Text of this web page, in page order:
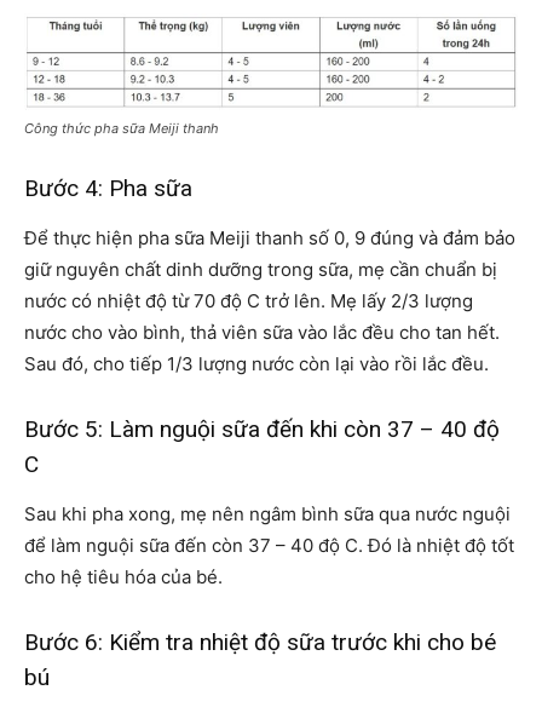
Công thức pha sữa Meiji thanh
Bước 4: Pha sữa
Để thực hiện pha sữa Meiji thanh số 0, 9 đúng và đảm bảo
giữ nguyên chất dinh dưỡng trong sữa, mẹ cần chuẩn bị
nước có nhiệt độ từ 70 độ C trở lên. Mẹ lấy 2/3 lượng
nước cho vào bình, thả viên sữa vào lắc đều cho tan hết.
Sau đó, cho tiếp 1/3 lượng nước còn lại vào rồi lắc đều.
Bước 5: Làm nguội sữa đến khi còn 37 – 40 độ
C
Sau khi pha xong, mẹ nên ngâm bình sữa qua nước nguội
để làm nguội sữa đến còn 37 – 40 độ C. Đó là nhiệt độ tốt
cho hệ tiêu hóa của bé.
Bước 6: Kiểm tra nhiệt độ sữa trước khi cho bé
bú